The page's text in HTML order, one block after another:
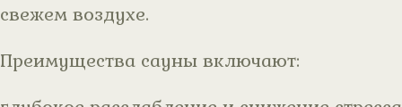
свежем воздухе.
Преимущества сауны включают: